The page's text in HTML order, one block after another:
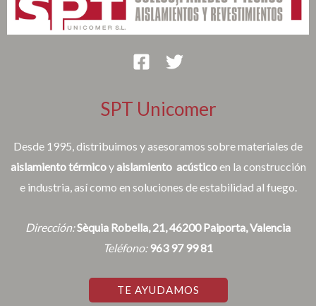
SPT Unicomer
Desde 1995, distribuimos y asesoramos sobre materiales de
aislamiento térmicoyaislamiento acústicoen la construcción
e industria, así como en soluciones de estabilidad al fuego.
Dirección:Sèquia Robella, 21, 46200 Paiporta, Valencia
Teléfono: 963 97 99 81
TE AYUDAMOS